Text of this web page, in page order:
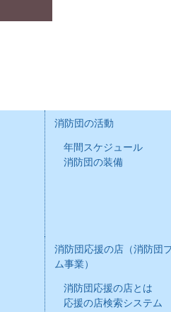
消防団の活動
年間スケジュール
消防団の装備
消防団応援の店（消防団
ム事業）
消防団応援の店とは
応援の店検索システム